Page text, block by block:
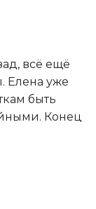
всё ещё
Елена уже
быть
Конец